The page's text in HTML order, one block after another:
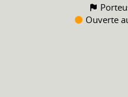
Ouverte